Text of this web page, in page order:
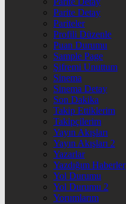
Parite Detay
Pariteler
Profili Düzenle
Puan Durumu
Sample Page
Şifremi Unuttum
Sinema
Sinema Detay
Son Dakika
Takip Ettiklerim
Takipçilerim
Yayın Akışları
Yayın Akışları 2
Yazarlar
Yazdığım Haberler
Yol Durumu
Yol Durumu 2
Yorumlarım